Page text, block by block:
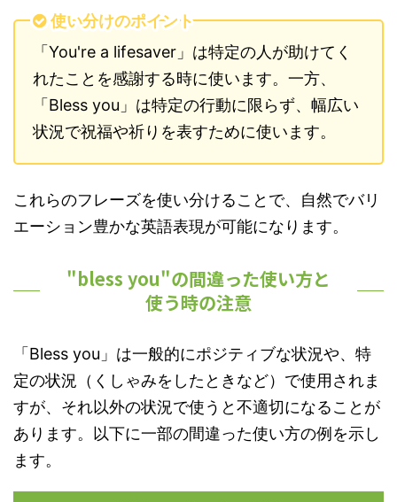
使い分けのポイント
「You're a lifesaver」は特定の人が助けてく
れたことを感謝する時に使います。一方、
「Bless you」は特定の行動に限らず、幅広い
状況で祝福や祈りを表すために使います。
これらのフレーズを使い分けることで、自然でバリ
エーション豊かな英語表現が可能になります。
"bless you"の間違った使い方と
使う時の注意
「Bless you」は一般的にポジティブな状況や、特
定の状況（くしゃみをしたときなど）で使用されま
すが、それ以外の状況で使うと不適切になることが
あります。以下に一部の間違った使い方の例を示し
ます。